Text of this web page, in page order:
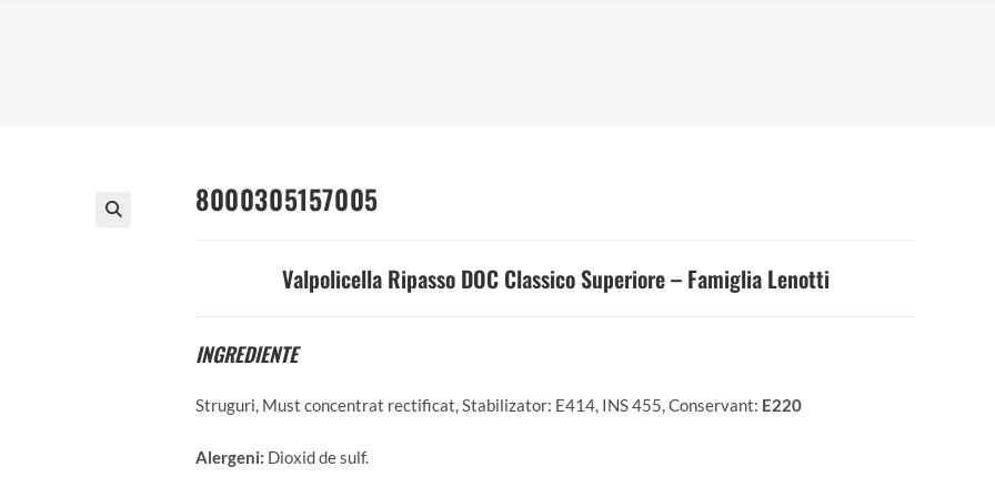
8000305157005
Valpolicella Ripasso DOC Classico Superiore – Famiglia Lenotti
INGREDIENTE
Struguri, Must concentrat rectificat, Stabilizator: E414, INS 455, Conservant: E220
Alergeni: Dioxid de sulf.